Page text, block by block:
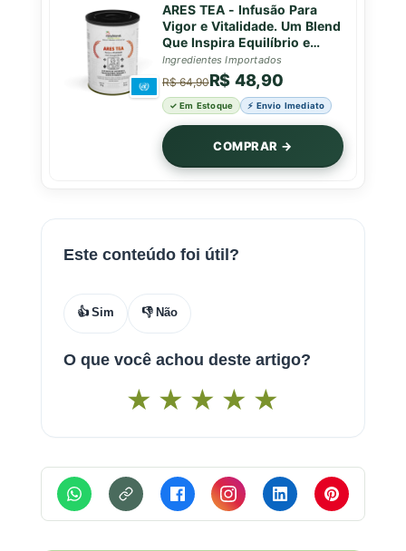
ARES TEA - Infusão Para
Vigor e Vitalidade. Um Blend
Que Inspira Equilíbrio e
Força em Cada Gole - Lata -
50g
Ingredientes Importados
R$ 64,90R$ 48,90
✓ Em Estoque ⚡ Envio Imediato
COMPRAR →
Este conteúdo foi útil?
👍 Sim 👎 Não
O que você achou deste artigo?
★ ★ ★ ★ ★